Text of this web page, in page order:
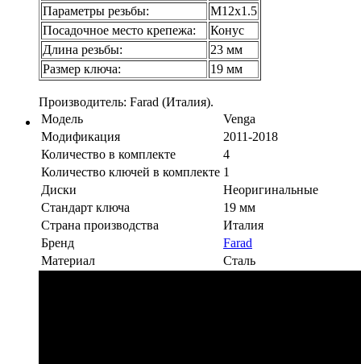
Параметры резьбы:
М12х1.5
Посадочное место крепежа:
Конус
Длина резьбы:
23 мм
Размер ключа:
19 мм
Производитель: Farad (Италия).
Модель
Venga
Модификация
2011-2018
Количество в комплекте
4
Количество ключей в комплекте 1
Диски
Неоригинальные
Стандарт ключа
19 мм
Страна производства
Италия
Бренд
Farad
Материал
Сталь